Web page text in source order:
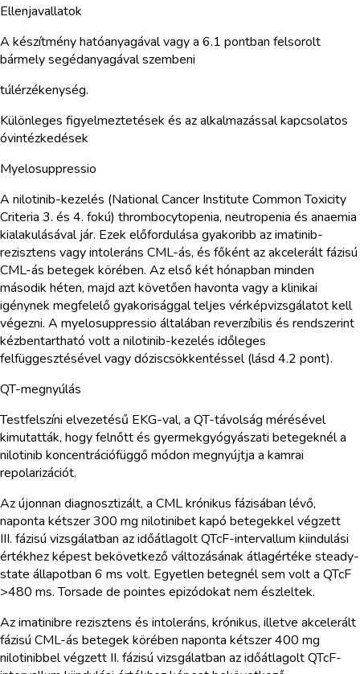
Ellenjavallatok
A készítmény hatóanyagával vagy a 6.1 pontban felsorolt
bármely segédanyagával szembeni
túlérzékenység.
Különleges figyelmeztetések és az alkalmazással kapcsolatos
óvintézkedések
Myelosuppressio
A nilotinib-kezelés (National Cancer Institute Common Toxicity
Criteria 3. és 4. fokú) thrombocytopenia, neutropenia és anaemia
kialakulásával jár. Ezek előfordulása gyakoribb az imatinib-
rezisztens vagy intoleráns CML-ás, és főként az akcelerált fázisú
CML-ás betegek körében. Az első két hónapban minden
második héten, majd azt követően havonta vagy a klinikai
igénynek megfelelő gyakorisággal teljes vérképvizsgálatot kell
végezni. A myelosuppressio általában reverzíbilis és rendszerint
kézbentartható volt a nilotinib-kezelés időleges
felfüggesztésével vagy dóziscsökkentéssel (lásd 4.2 pont).
QT-megnyúlás
Testfelszíni elvezetésű EKG-val, a QT-távolság mérésével
kimutatták, hogy felnőtt és gyermekgyógyászati betegeknél a
nilotinib koncentrációfüggő módon megnyújtja a kamrai
repolarizációt.
Az újonnan diagnosztizált, a CML krónikus fázisában lévő,
naponta kétszer 300 mg nilotinibet kapó betegekkel végzett
III. fázisú vizsgálatban az időátlagolt QTcF-intervallum kiindulási
értékhez képest bekövetkező változásának átlagértéke steady-
state állapotban 6 ms volt. Egyetlen betegnél sem volt a QTcF
>480 ms. Torsade de pointes epizódokat nem észleltek.
Az imatinibre rezisztens és intoleráns, krónikus, illetve akcelerált
fázisú CML-ás betegek körében naponta kétszer 400 mg
nilotinibbel végzett II. fázisú vizsgálatban az időátlagolt QTcF-